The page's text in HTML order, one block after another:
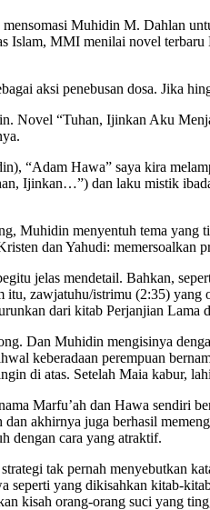
Muhidin M. Dahlan
Islam, MMI menilai novel
aksi penebusan dosa. Jika
Novel “Tuhan, Ijinkan Aku
“Adam Hawa” saya kira
Ijinkan…”) dan laku mistik
Muhidin menyentuh tema yang
dan Yahudi: memersoalkan
jelas mendetail. Bahkan,
zawjatuhu/istrimu (2:35)
dari kitab Perjanjian Lama
Dan Muhidin mengisinya
keberadaan perempuan
di atas. Setelah Maia kabur,
Marfu’ah dan Hawa sendiri
akhirnya juga berhasil
dengan cara yang atraktif.
tak pernah menyebutkan
yang dikisahkan kitab-
kisah orang-orang suci yang